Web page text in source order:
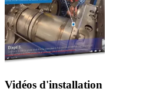
Vidéos d'installation